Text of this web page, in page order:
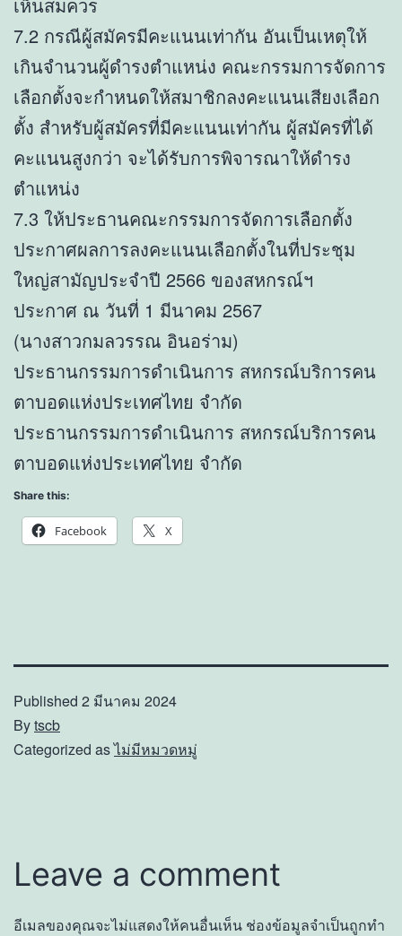
7.2 กรณีผู้สมัครมีคะแนนเท่ากัน อันเป็นเหตุให้
เกินจำนวนผู้ดำรงตำแหน่ง คณะกรรมการจัดการ
เลือกตั้งจะกำหนดให้สมาชิกลงคะแนนเสียงเลือก
ตั้ง สำหรับผู้สมัครที่มีคะแนนเท่ากัน ผู้สมัครที่ได้
คะแนนสูงกว่า จะได้รับการพิจารณาให้ดำรง
ตำแหน่ง
7.3 ให้ประธานคณะกรรมการจัดการเลือกตั้ง
ประกาศผลการลงคะแนนเลือกตั้งในที่ประชุม
ใหญ่สามัญประจำปี 2566 ของสหกรณ์ฯ
ประกาศ ณ วันที่ 1 มีนาคม 2567
(นางสาวกมลวรรณ อินอร่าม)
ประธานกรรมการดำเนินการ สหกรณ์บริการคน
ตาบอดแห่งประเทศไทย จำกัด
ประธานกรรมการดำเนินการ สหกรณ์บริการคน
ตาบอดแห่งประเทศไทย จำกัด
Share this:
Facebook X
Published 2 มีนาคม 2024
Bytscb
Categorized asไม่มีหมวดหมู่
Leave a comment
อีเมลของคุณจะไม่แสดงให้คนอื่นเห็น ช่องข้อมูลจำเป็นถูกทำ